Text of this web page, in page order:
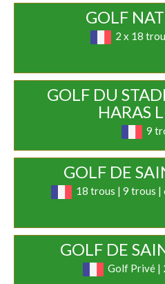
GOLF
2 x 18
GOLF DU
HARAS
9
GOLF DE
18 trous | 9 trous
GOLF DE
Golf Privé |